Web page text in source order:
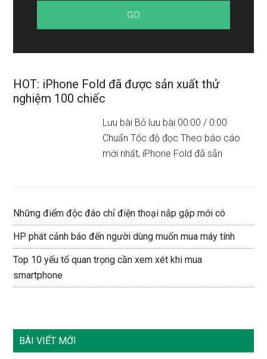
HOT: iPhone Fold đã được sản xuất thử
nghiệm 100 chiếc
Lưu bài Bỏ lưu bài 00:00 / 0:00
Chuẩn Tốc độ đọc Theo báo cáo
mới nhất, iPhone Fold đã sẵn
Những điểm độc đáo chỉ điện thoại nắp gập mới có
HP phát cảnh báo đến người dùng muốn mua máy tính
Top 10 yếu tố quan trọng cần xem xét khi mua
smartphone
BÀI VIẾT MỚI